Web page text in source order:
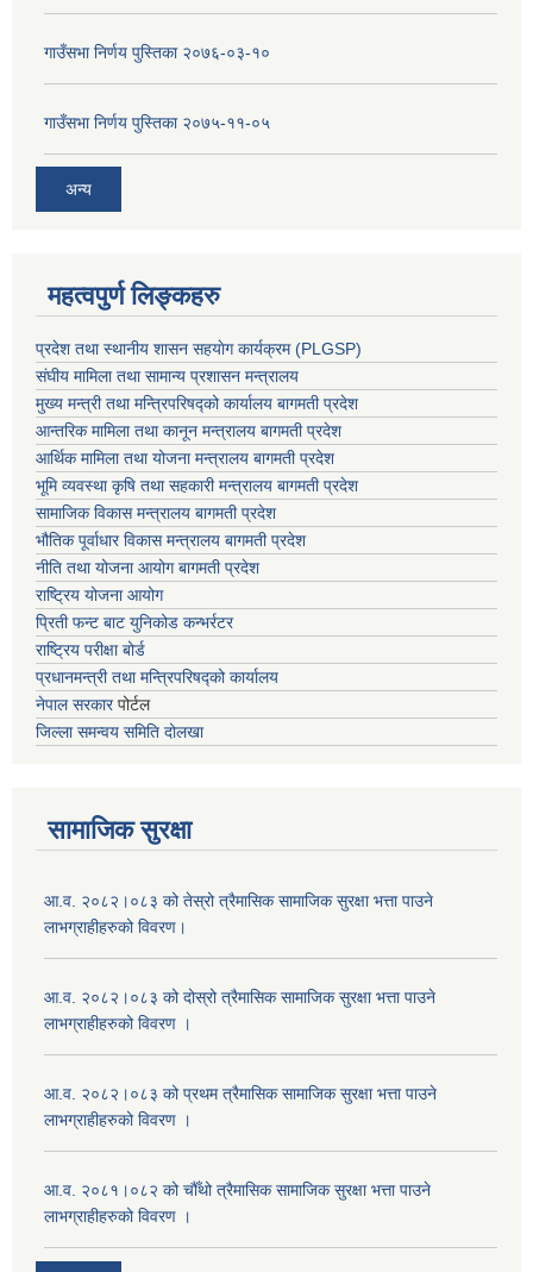
गाउँसभा निर्णय पुस्तिका २०७६-०३-१०
गाउँसभा निर्णय पुस्तिका २०७५-११-०५
अन्य
महत्वपुर्ण लिङ्कहरु
प्रदेश तथा स्थानीय शासन सहयाेग कार्यक्रम (PLGSP)
संघीय मामिला तथा सामान्य प्रशासन मन्त्रालय
मुख्य मन्त्री तथा मन्त्रिपरिषद्को कार्यालय बागमती प्रदेश
आन्तरिक मामिला तथा कानून मन्त्रालय बागमती प्रदेश
आर्थिक मामिला तथा योजना मन्त्रालय बागमती प्रदेश
भूमि व्यवस्था कृषि तथा सहकारी मन्त्रालय बागमती प्रदेश
सामाजिक विकास मन्त्रालय बागमती प्रदेश
भौतिक पूर्वाधार विकास मन्त्रालय बागमती प्रदेश
नीति तथा योजना आयोग बागमती प्रदेश
राष्ट्रिय योजना आयोग
प्रिती फन्ट बाट युनिकोड कन्भर्रटर
राष्ट्रिय परीक्षा बोर्ड
प्रधानमन्त्री तथा मन्त्रिपरिषद्को कार्यालय
नेपाल सरकारपोर्टल
जिल्ला समन्वय समिति दोलखा
सामाजिक सुरक्षा
आ.व. २०८२।०८३ को तेस्रो त्रैमासिक सामाजिक सुरक्षा भत्ता पाउने
लाभग्राहीहरुको विवरण।
आ.व. २०८२।०८३ को दोस्रो त्रैमासिक सामाजिक सुरक्षा भत्ता पाउने
लाभग्राहीहरुको विवरण ।
आ.व. २०८२।०८३ को प्रथम त्रैमासिक सामाजिक सुरक्षा भत्ता पाउने
लाभग्राहीहरुको विवरण ।
आ.व. २०८१।०८२ को चौँथो त्रैमासिक सामाजिक सुरक्षा भत्ता पाउने
लाभग्राहीहरुको विवरण ।